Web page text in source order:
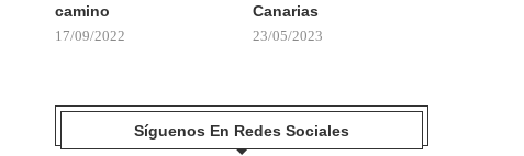
camino
17/09/2022
Canarias
23/05/2023
Síguenos En Redes Sociales